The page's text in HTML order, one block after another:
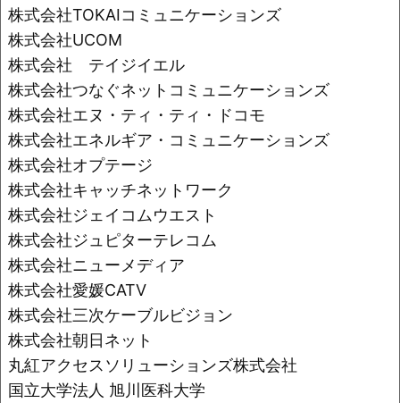
株式会社TOKAIコミュニケーションズ
株式会社UCOM
株式会社 テイジイエル
株式会社つなぐネットコミュニケーションズ
株式会社エヌ・ティ・ティ・ドコモ
株式会社エネルギア・コミュニケーションズ
株式会社オプテージ
株式会社キャッチネットワーク
株式会社ジェイコムウエスト
株式会社ジュピターテレコム
株式会社ニューメディア
株式会社愛媛CATV
株式会社三次ケーブルビジョン
株式会社朝日ネット
丸紅アクセスソリューションズ株式会社
国立大学法人 旭川医科大学